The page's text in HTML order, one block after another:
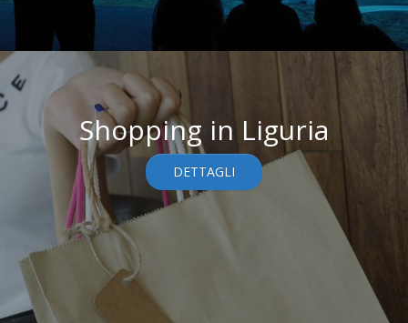
Shopping in Liguria
DETTAGLI